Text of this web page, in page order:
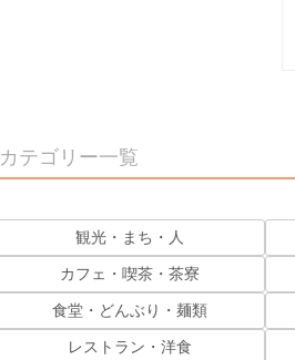
カテゴリー一覧
観光・まち・人
カフェ・喫茶・茶寮
食堂・どんぶり・麺類
レストラン・洋食